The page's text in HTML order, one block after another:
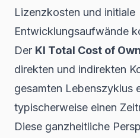
Lizenzkosten und initiale
Entwicklungsaufwände
Der KI Total Cost of
direkten und indirekten
gesamten Lebenszyklus
typischerweise einen
Diese ganzheitliche